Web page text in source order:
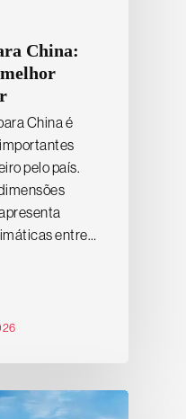
China:
China é
pelo país.
entre…